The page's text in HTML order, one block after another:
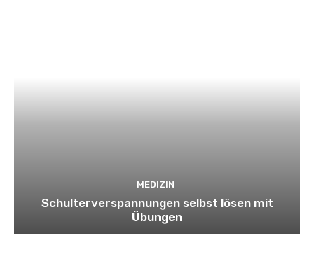
MEDIZIN
Schulterverspannungen selbst lösen mit
Übungen